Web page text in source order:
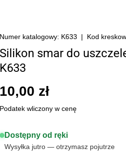
Numer katalogowy: K633 | Kod
Silikon smar do
K633
10,00 zł
Podatek wliczony w cenę
Dostępny od ręki
Wysyłka jutro — otrzymasz pojutrze